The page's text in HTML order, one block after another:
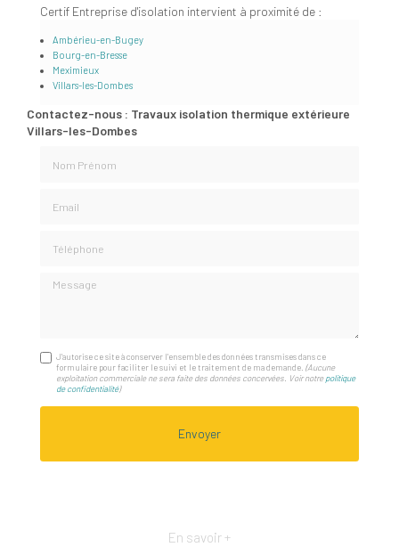
Certif Entreprise d'isolation intervient à proximité de :
Ambérieu-en-Bugey
Bourg-en-Bresse
Meximieux
Villars-les-Dombes
Contactez-nous : Travaux isolation thermique extérieure
Villars-les-Dombes
Message
J'autorise ce site à conserver l'ensemble des données transmises dans ce
formulaire pour faciliter le suivi et le traitement de ma demande.(Aucune
exploitation commerciale ne sera faite des données concervées. Voir notrepolitique
de confidentialité)
En savoir +